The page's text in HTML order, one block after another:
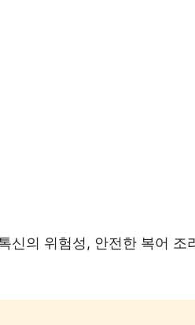
의 위험성, 안전한 복어 조